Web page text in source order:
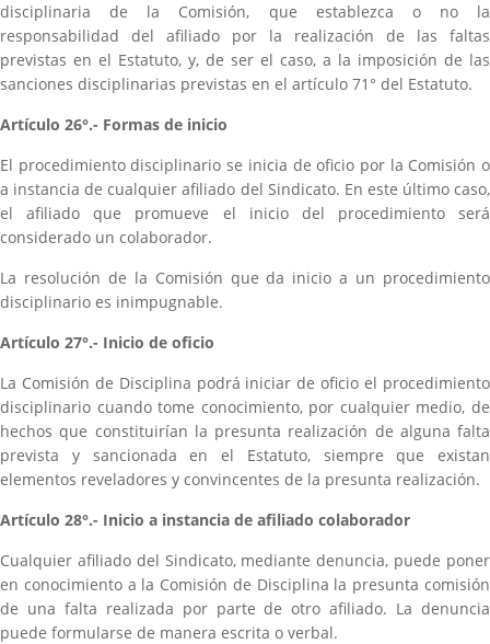
disciplinaria de la Comisión, que establezca o no la
responsabilidad del afiliado por la realización de las faltas
previstas en el Estatuto, y, de ser el caso, a la imposición de las
sanciones disciplinarias previstas en el artículo 71° del Estatuto.
Artículo 26°.- Formas de inicio
El procedimiento disciplinario se inicia de oficio por la Comisión o
a instancia de cualquier afiliado del Sindicato. En este último caso,
el afiliado que promueve el inicio del procedimiento será
considerado un colaborador.
La resolución de la Comisión que da inicio a un procedimiento
disciplinario es inimpugnable.
Artículo 27°.- Inicio de oficio
La Comisión de Disciplina podrá iniciar de oficio el procedimiento
disciplinario cuando tome conocimiento, por cualquier medio, de
hechos que constituirían la presunta realización de alguna falta
prevista y sancionada en el Estatuto, siempre que existan
elementos reveladores y convincentes de la presunta realización.
Artículo 28°.- Inicio a instancia de afiliado colaborador
Cualquier afiliado del Sindicato, mediante denuncia, puede poner
en conocimiento a la Comisión de Disciplina la presunta comisión
de una falta realizada por parte de otro afiliado. La denuncia
puede formularse de manera escrita o verbal.